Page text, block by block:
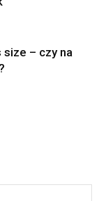
– czy na